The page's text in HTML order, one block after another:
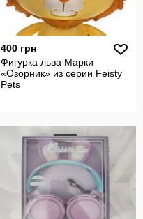
400 грн
Фигурка льва Марки
«Озорник» из серии Feisty
Pets